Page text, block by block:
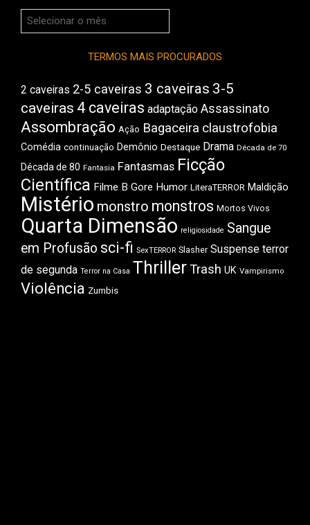
Arquivos
do
TERMOS MAIS PROCURADOS
2 caveiras 2-5 caveiras 3 caveiras 3-5
caveiras 4 caveiras adaptação Assassinato
Assombração Ação Bagaceira claustrofobia
Comédia continuação Demônio Destaque Drama Década de 70
Década de 80 Fantasia Fantasmas Ficção
Científica Filme B Gore Humor LiteraTERROR Maldição
Mistério monstro monstros Mortos Vivos
Quarta Dimensão religiosidade Sangue
em Profusão sci-fi SexTERROR Slasher Suspense terror
de segunda Terror na Casa ThrillerTrash UK Vampirismo
Violência Zumbis